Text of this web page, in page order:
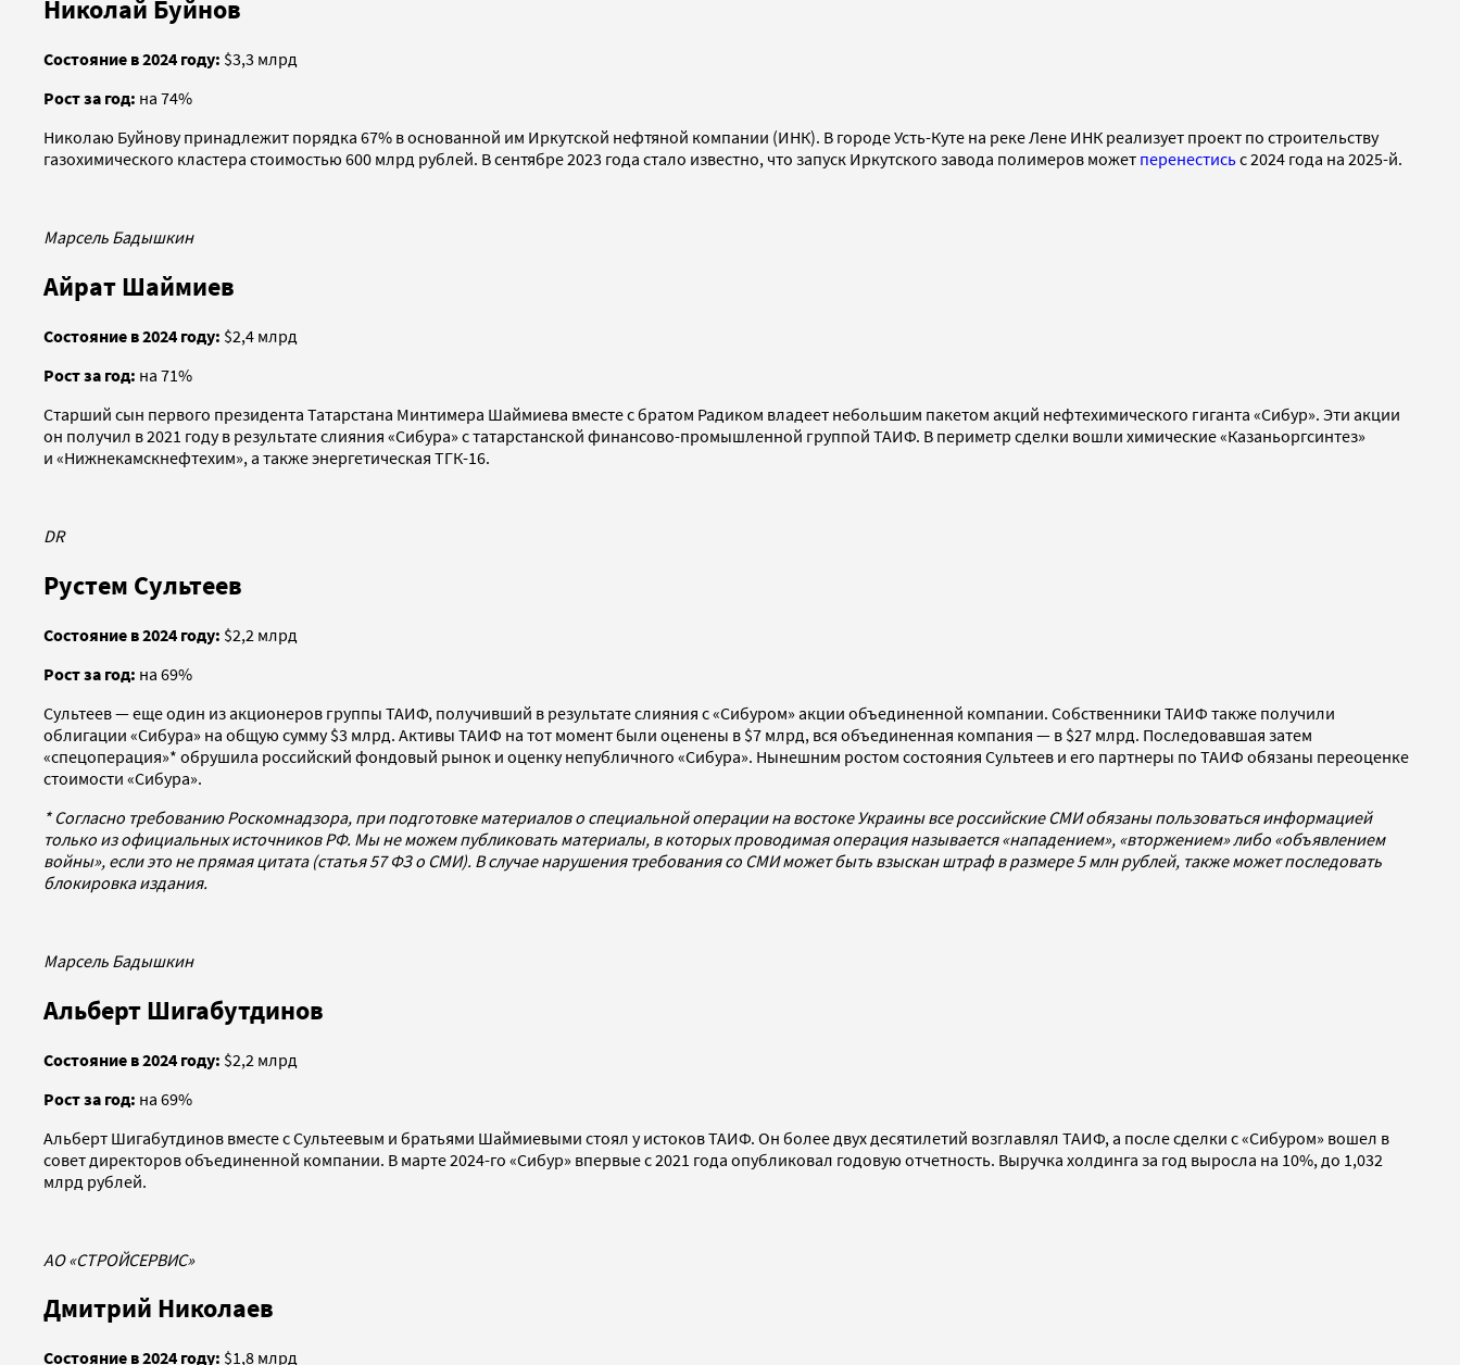
Николай Буйнов
Состояние в 2024 году: $3,3 млрд
Рост за год: на 74%
Николаю Буйнову принадлежит порядка 67% в основанной им Иркутской нефтяной компании (ИНК). В городе Усть-Куте на реке Лене ИНК реализует проект по строительству
газохимического кластера стоимостью 600 млрд рублей. В сентябре 2023 года стало известно, что запуск Иркутского завода полимеров может перенестисьс 2024 года на 2025-й.
Марсель Бадышкин
Айрат Шаймиев
Состояние в 2024 году: $2,4 млрд
Рост за год: на 71%
Старший сын первого президента Татарстана Минтимера Шаймиева вместе с братом Радиком владеет небольшим пакетом акций нефтехимического гиганта «Сибур». Эти акции
он получил в 2021 году в результате слияния «Сибура» с татарстанской финансово-промышленной группой ТАИФ. В периметр сделки вошли химические «Казаньоргсинтез»
и «Нижнекамскнефтехим», а также энергетическая ТГК-16.
DR
Рустем Сультеев
Состояние в 2024 году: $2,2 млрд
Рост за год: на 69%
Сультеев — еще один из акционеров группы ТАИФ, получивший в результате слияния с «Сибуром» акции объединенной компании. Собственники ТАИФ также получили
облигации «Сибура» на общую сумму $3 млрд. Активы ТАИФ на тот момент были оценены в $7 млрд, вся объединенная компания — в $27 млрд. Последовавшая затем
«спецоперация»* обрушила российский фондовый рынок и оценку непубличного «Сибура». Нынешним ростом состояния Сультеев и его партнеры по ТАИФ обязаны переоценке
стоимости «Сибура».
* Согласно требованию Роскомнадзора, при подготовке материалов о специальной операции на востоке Украины все российские СМИ обязаны пользоваться информацией
только из официальных источников РФ. Мы не можем публиковать материалы, в которых проводимая операция называется «нападением», «вторжением» либо «объявлением
войны», если это не прямая цитата (статья 57 ФЗ о СМИ). В случае нарушения требования со СМИ может быть взыскан штраф в размере 5 млн рублей, также может последовать
блокировка издания.
Марсель Бадышкин
Альберт Шигабутдинов
Состояние в 2024 году: $2,2 млрд
Рост за год: на 69%
Альберт Шигабутдинов вместе с Сультеевым и братьями Шаймиевыми стоял у истоков ТАИФ. Он более двух десятилетий возглавлял ТАИФ, а после сделки с «Сибуром» вошел в
совет директоров объединенной компании. В марте 2024-го «Сибур» впервые с 2021 года опубликовал годовую отчетность. Выручка холдинга за год выросла на 10%, до 1,032
млрд рублей.
АО «СТРОЙСЕРВИС»
Дмитрий Николаев
Состояние в 2024 году: $1,8 млрд